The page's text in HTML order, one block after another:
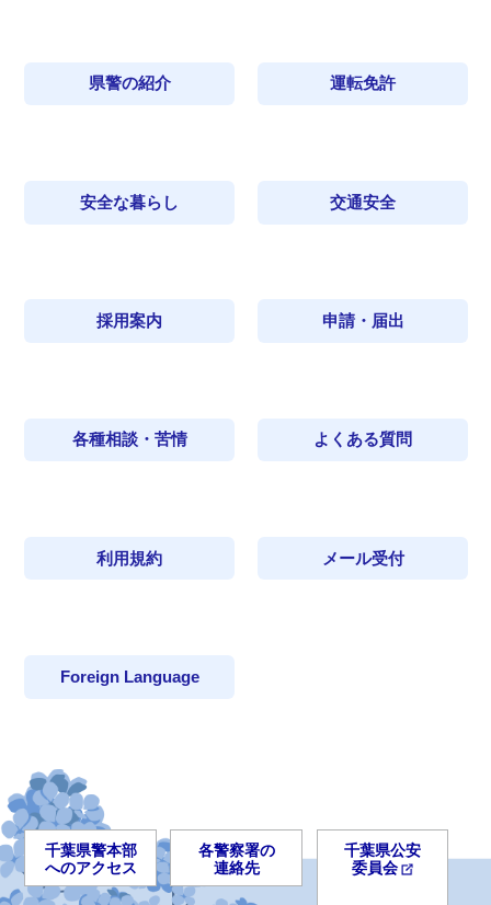
県警の紹介 運転免許
安全な暮らし 交通安全
採用案内 申請・届出
各種相談・苦情 よくある質問
利用規約 メール受付
Foreign Language
千葉県警本部
へのアクセス
各警察署の
連絡先
千葉県公安
委員会